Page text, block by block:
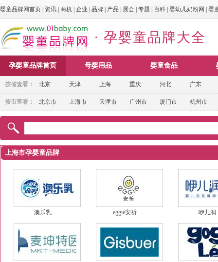
婴童品牌网首页 资讯 商机 企业 品牌 产品 展会 专题 百科 婴幼儿奶粉网 婴
· 孕婴童品牌大全
孕婴童品牌首页 母婴用品 婴童食品
北京 天津 上海 重庆 河北 广东
按省查看：
北京市 上海市 天津市 广州市 厦门市 杭州市
按市查看：
上海市孕婴童品牌
澳乐乳 eggie安祈 咿儿润